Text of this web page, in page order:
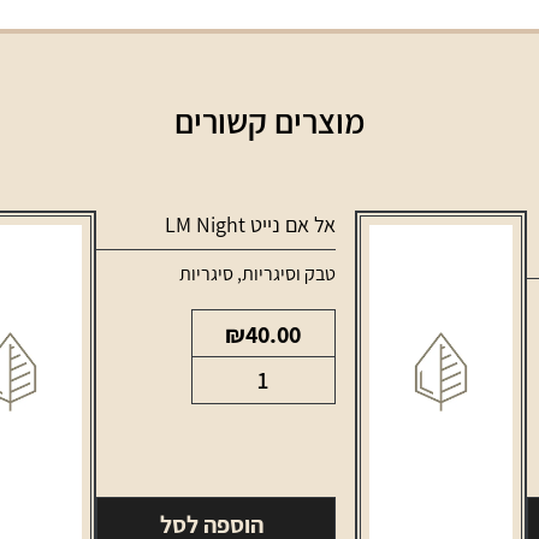
מוצרים קשורים
אל אם נייט LM Night
טבק וסיגריות,סיגריות
₪40.00
של
נייט
הוספה לסל